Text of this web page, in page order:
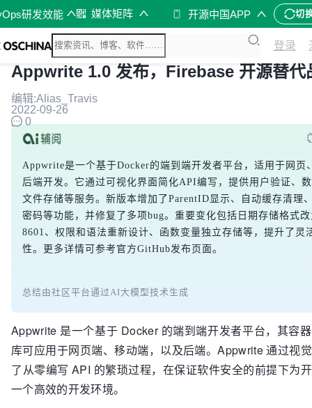
研发效能 媒体矩阵 开源中国APP 切
登录
Appwrite 1.0 发布，Firebase 开源替代
编辑:Alias_Travis
2022-09-26
0
Appwrite是一个基于Docker的端到端开发者平台，适用于网页
后端开发。它通过可视化界面简化API编写，提供用户验证、
文件存储等服务。新版本增加了ParentID显示、自动缓存清理
密码等功能，并修复了多项bug。重要变化包括日期存储格式
8601、权限和语法重新设计、函数变量独立存储等，提升了灵
性。更多详情可参考官方GitHub发布页面。
总结由社区平台通过AI大模型技术生成
Appwrite 是一个基于 Docker 的端到端开发者平台，其容
库可应用于网页端、移动端，以及后端。Appwrite 通过视
了从零编写 API 的繁琐过程，在保证软件安全的前提下为
一个高效的开发环境。